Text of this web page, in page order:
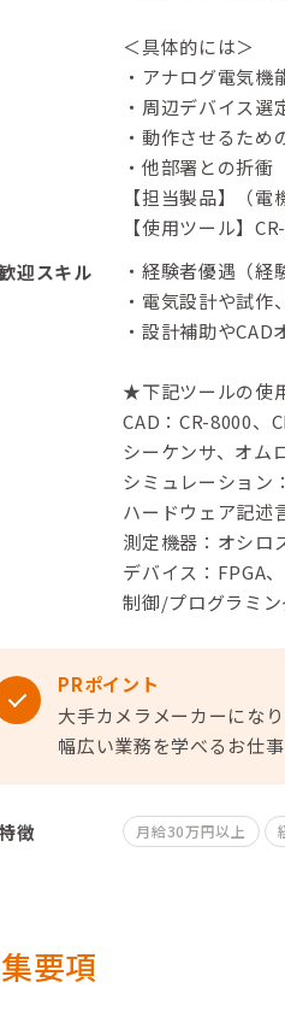
＜具体的には＞
・アナログ電気
・周辺デバイス選
・動作させるため
・他部署との折衝
【担当製品】（電
【使用ツール】
迎スキル
・経験者優遇（経
・電気設計や試
・設計補助や
★下記ツールの使
CAD：CR-8000
シーケンサ、オム
シミュレーショ
ハードウェア記
測定機器：オシロ
デバイス：FPGA
制御/プログラミ
PRポイント
大手カメラメーカーになり
幅広い業務を学べるお仕事
徴 月給30万円以上
要項